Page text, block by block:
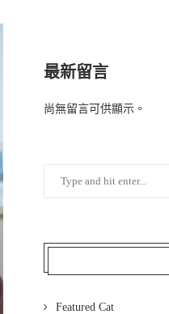
最新留言
尚無留言可供顯示。
Featured Cat